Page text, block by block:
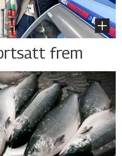
frem